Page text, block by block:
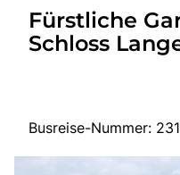
Highlights
Service
Fürstliche
Schloss
Busreise-Nummer: